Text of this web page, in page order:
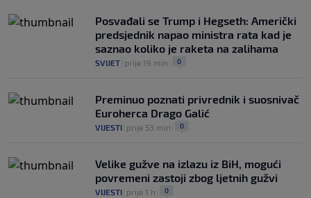
Posvađali se Trump i Hegseth: Američki
predsjednik napao ministra rata kad je
saznao koliko je raketa na zalihama
SVIJET prije 19 min 0
Preminuo poznati privrednik i suosnivač
Euroherca Drago Galić
VIJESTI prije 53 min 0
Velike gužve na izlazu iz BiH, mogući
povremeni zastoji zbog ljetnih gužvi
VIJESTI prije 1 h 0